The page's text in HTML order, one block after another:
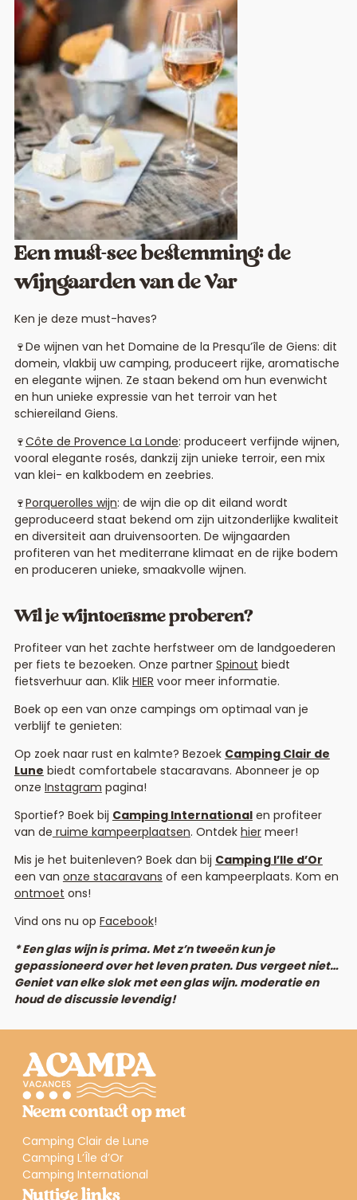
Een must-see bestemming: de
wijngaarden van de Var
Ken je deze must-haves?
🍷De wijnen van het Domaine de la Presqu’île de Giens: dit
domein, vlakbij uw camping, produceert rijke, aromatische
en elegante wijnen. Ze staan bekend om hun evenwicht
en hun unieke expressie van het terroir van het
schiereiland Giens.
🍷Côte de Provence La Londe: produceert verfijnde wijnen,
vooral elegante rosés, dankzij zijn unieke terroir, een mix
van klei- en kalkbodem en zeebries.
🍷Porquerolles wijn: de wijn die op dit eiland wordt
geproduceerd staat bekend om zijn uitzonderlijke kwaliteit
en diversiteit aan druivensoorten. De wijngaarden
profiteren van het mediterrane klimaat en de rijke bodem
en produceren unieke, smaakvolle wijnen.
Wil je wijntoerisme proberen?
Profiteer van het zachte herfstweer om de landgoederen
per fiets te bezoeken. Onze partner Spinout biedt
fietsverhuur aan. Klik HIER voor meer informatie.
Boek op een van onze campings om optimaal van je
verblijf te genieten:
Op zoek naar rust en kalmte? Bezoek Camping Clair de
Lune biedt comfortabele stacaravans. Abonneer je op
onze Instagram pagina!
Sportief? Boek bij Camping Internationalen profiteer
van de ruime kampeerplaatsen. Ontdek hiermeer!
Mis je het buitenleven? Boek dan bij Camping l’Ile d’Or
een van onze stacaravans of een kampeerplaats. Kom en
ontmoet ons!
Vind ons nu op Facebook!
* Een glas wijn is prima. Met z’n tweeën kun je
gepassioneerd over het leven praten. Dus vergeet niet…
Geniet van elke slok met een glas wijn. moderatieen
houd de discussie levendig!
Neem contact op met
Camping Clair de Lune
Camping L’Île d’Or
Camping International
Nuttige links